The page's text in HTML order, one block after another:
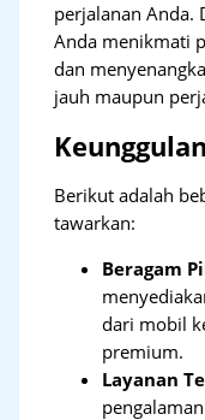
perjalanan Anda.
Anda menikmati
dan
jauh maupun
Berikut adalah
tawarkan:
Beragam
dari mobil
premium.
Layanan